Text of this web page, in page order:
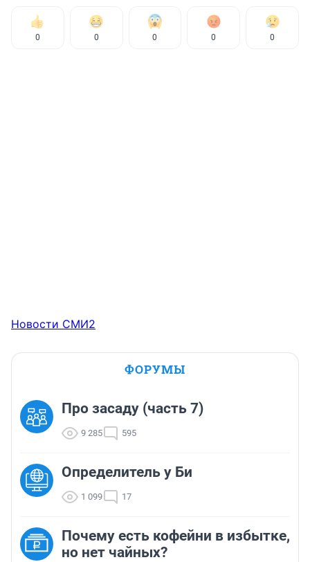
0 0 0 0 0
Новости СМИ2
ФОРУМЫ
Про засаду (часть 7)
9 285 595
Определитель у Би
1 099 17
Почему есть кофейни в избытке,
но нет чайных?